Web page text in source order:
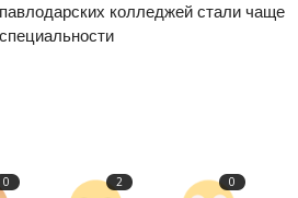
колледжей стали чаще
0 2 0